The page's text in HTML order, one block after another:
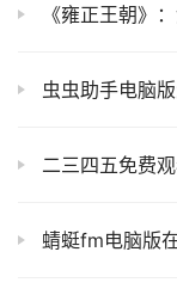
《雍正王朝》：焦
虫虫助手电脑
二三四五免费观看
蜻蜓fm电脑版